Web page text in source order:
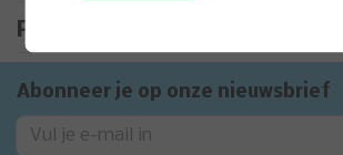
Product informatie
Abonneer je op onze nieuwsbrief